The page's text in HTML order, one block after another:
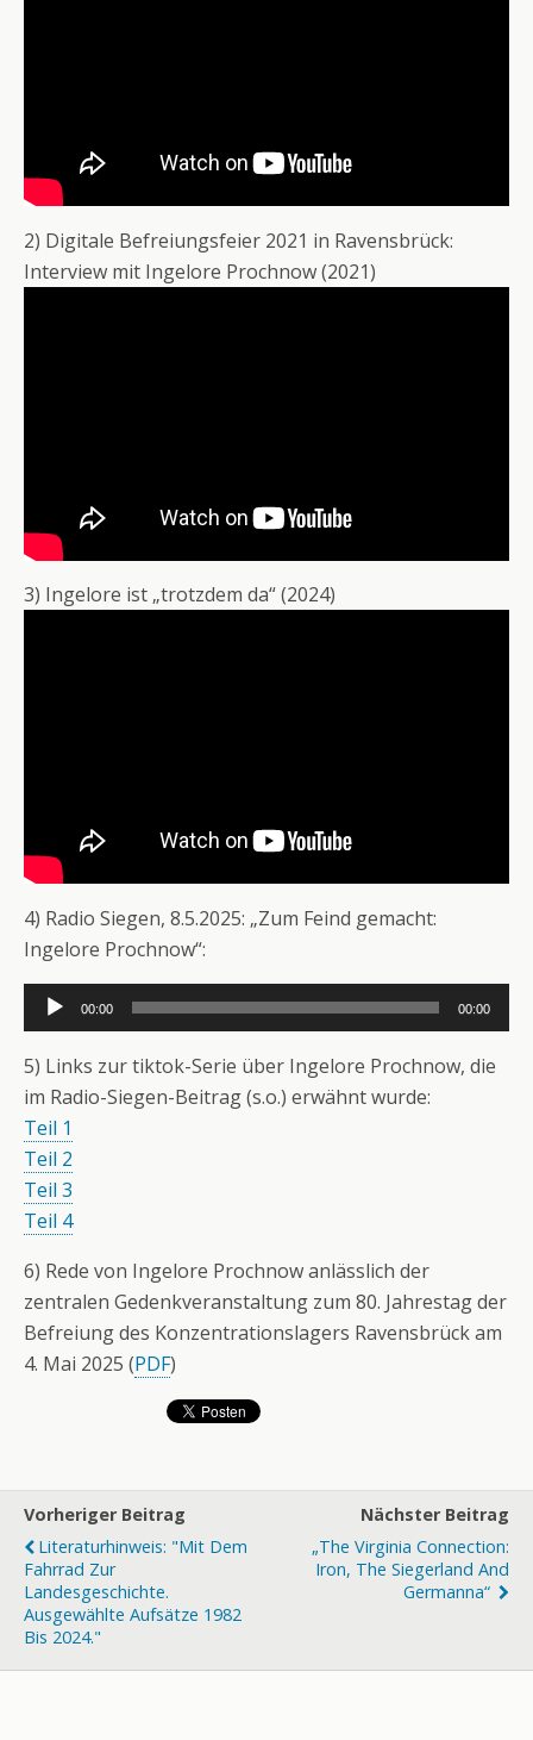
2) Digitale Befreiungsfeier 2021 in Ravensbrück:
Interview mit Ingelore Prochnow (2021)
3) Ingelore ist „trotzdem da“ (2024)
4) Radio Siegen, 8.5.2025: „Zum Feind gemacht:
Ingelore Prochnow“:
Audio-
Player
00:00 00:00
5) Links zur tiktok-Serie über Ingelore Prochnow, die
im Radio-Siegen-Beitrag (s.o.) erwähnt wurde:
Teil 1
Teil 2
Teil 3
Teil 4
6) Rede von Ingelore Prochnow anlässlich der
zentralen Gedenkveranstaltung zum 80. Jahrestag der
Befreiung des Konzentrationslagers Ravensbrück am
4. Mai 2025 (PDF)
Vorheriger Beitrag
Literaturhinweis: "Mit Dem
Fahrrad Zur
Landesgeschichte.
Ausgewählte Aufsätze 1982
Bis 2024."
Nächster Beitrag
„The Virginia Connection:
Iron, The Siegerland And
Germanna“